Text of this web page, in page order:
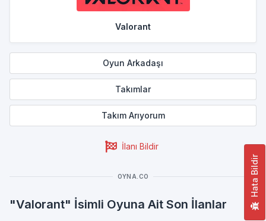
Hata Bildir
Valorant
Oyun Arkadaşı
Takımlar
Takım Arıyorum
İlanı Bildir
OYNA.CO
"Valorant" İsimli Oyuna Ait Son İlanlar